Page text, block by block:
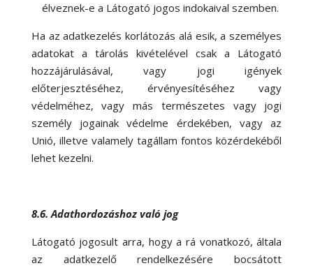
élveznek-e a Látogató jogos indokaival szemben.
Ha az adatkezelés korlátozás alá esik, a személyes
adatokat a tárolás kivételével csak a Látogató
hozzájárulásával, vagy jogi igények
előterjesztéséhez, érvényesítéséhez vagy
védelméhez, vagy más természetes vagy jogi
személy jogainak védelme érdekében, vagy az
Unió, illetve valamely tagállam fontos közérdekéből
lehet kezelni.
8.6. Adathordozáshoz való jog
Látogató jogosult arra, hogy a rá vonatkozó, általa
az adatkezelő rendelkezésére bocsátott